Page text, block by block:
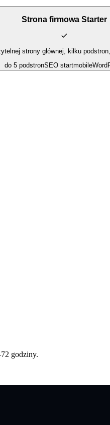
Strona firmowa Starter
strony głównej, kilku
do 5 podstronSEO startmobile
godziny.